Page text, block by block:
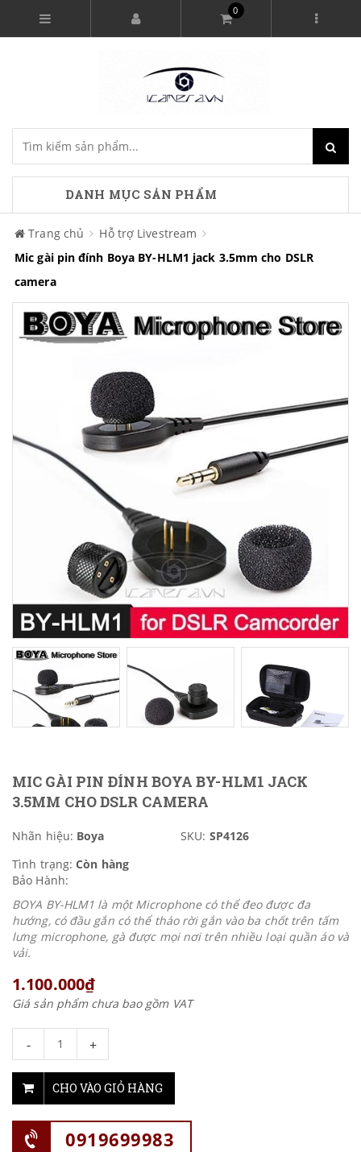
0
DANH MỤC SẢN PHẨM
Trang chủ
Hỗ trợ Livestream
Mic gài pin đính Boya BY-HLM1 jack 3.5mm cho DSLR
camera
MIC GÀI PIN ĐÍNH BOYA BY-HLM1 JACK
3.5MM CHO DSLR CAMERA
Nhãn hiệu: Boya SKU: SP4126
Tình trạng: Còn hàng
Bảo Hành:
BOYA BY-HLM1 là một Microphone có thể đeo được đa
hướng, có đầu gắn có thể tháo rời gắn vào ba chốt trên tấm
lưng microphone, gà được mọi nơi trên nhiều loại quần áo và
vải.
1.100.000₫
Giá sản phẩm chưa bao gồm VAT
- +
CHO VÀO GIỎ HÀNG
0919699983